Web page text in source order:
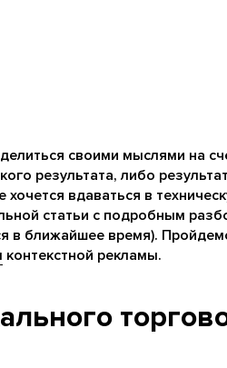
своими мыслями на
результата, либо
хочется вдаваться в
статьи с подробным
в ближайшее время).
контекстной рекламы.